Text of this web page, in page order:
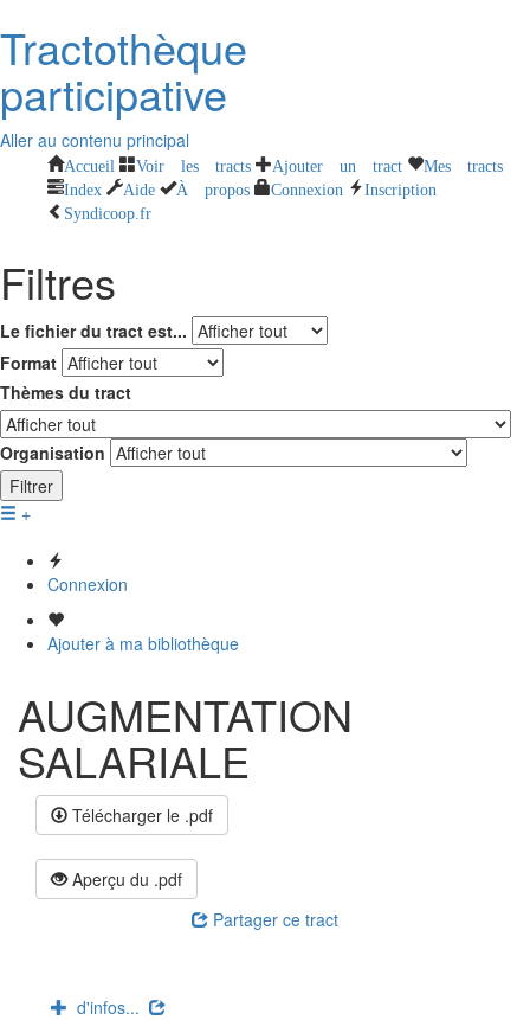
Tractothèque
participative
Aller au contenu principal
Accueil Voir les tracts Ajouter un tract
Mes tracts
Index
Aide À propos Connexion
Inscription
Syndicoop.fr
Filtres
Le fichier du tract est...
Format
Thèmes du tract
Organisation
Filtrer
+
Connexion
Ajouter à ma bibliothèque
AUGMENTATION
SALARIALE
Télécharger le .pdf
Aperçu du .pdf
Partager ce tract
d'infos...